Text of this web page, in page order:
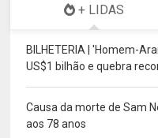
+ LIDAS
BILHETERIA | 'Homem-
US$1 bilhão e quebra
Causa da morte de Sam
aos 78 anos